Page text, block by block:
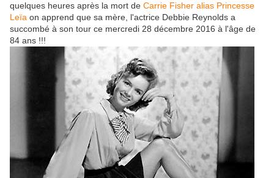
quelques heures après la mort de Carrie Fisher alias Princesse
Leïa on apprend que sa mère, l'actrice Debbie Reynolds a
succombé à son tour ce mercredi 28 décembre 2016 à l'âge de
84 ans !!!